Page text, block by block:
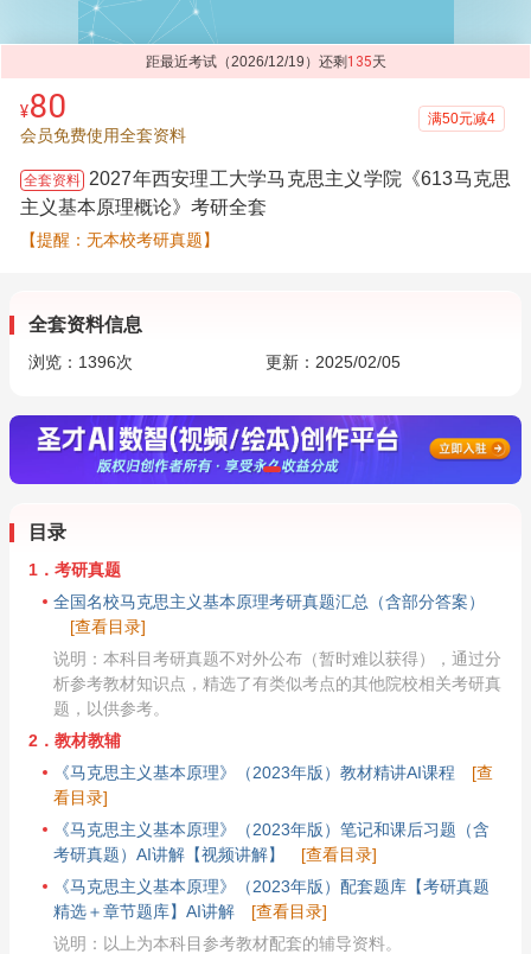
距最近考试（2026/12/19）还剩 135天
¥80
会员免费使用全套资料
满50元减4
全套资料 2027年西安理工大学马克思主义学院《613马克思
主义基本原理概论》考研全套
【提醒：无本校考研真题】
全套资料信息
浏览： 1396次 更新：2025/02/05
目录
1．考研真题
全国名校马克思主义基本原理考研真题汇总（含部分答案）
[查看目录]
说明：本科目考研真题不对外公布（暂时难以获得），通过分
析参考教材知识点，精选了有类似考点的其他院校相关考研真
题，以供参考。
2．教材教辅
《马克思主义基本原理》（2023年版）教材精讲AI课程
[查
看目录]
《马克思主义基本原理》（2023年版）笔记和课后习题（含
考研真题）AI讲解【视频讲解】
[查看目录]
《马克思主义基本原理》（2023年版）配套题库【考研真题
精选＋章节题库】AI讲解
[查看目录]
说明：以上为本科目参考教材配套的辅导资料。